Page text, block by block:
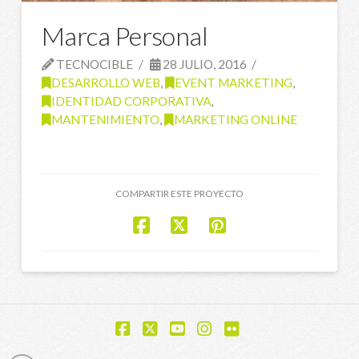
Marca Personal
TECNOCIBLE
28 JULIO, 2016
DESARROLLO WEB, EVENT MARKETING,
IDENTIDAD CORPORATIVA,
MANTENIMIENTO, MARKETING ONLINE
COMPARTIR ESTE PROYECTO